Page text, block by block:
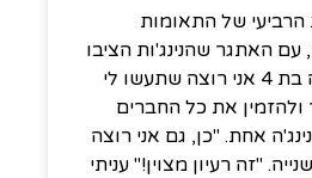
של התאומות
האתגר שהנינג'ות הציבו
לפני: "כשאני אהיה בת 4 אני רוצה שתעשו לי
ולהזמין את כל החברים
אחת. "כן, גם אני רוצה
"זה רעיון מצוין!" עניתי